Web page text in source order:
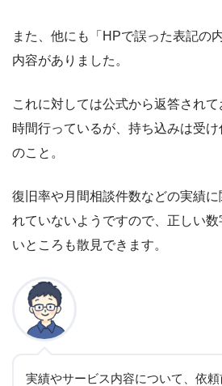
また、他にも「HPで誤った表記の
内容がありました。
これに対しては公式から返答され
時間行っているが、持ち込みは受
のこと。
復旧率や月間相談件数などの実績
れていないようですので、正しい
いところも散見できます。
実績やサービス内容について、依